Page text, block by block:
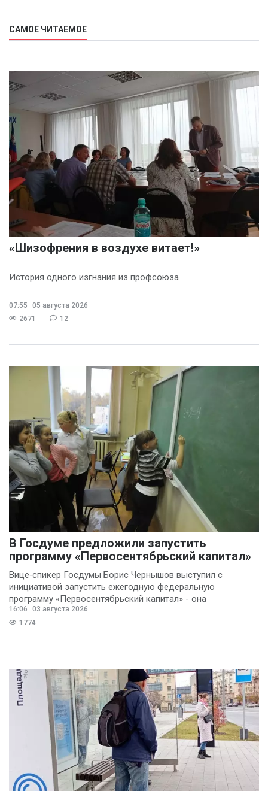
САМОЕ ЧИТАЕМОЕ
«Шизофрения в воздухе витает!»
История одного изгнания из профсоюза
07:55
05 августа 2026
2671
12
В Госдуме предложили запустить
программу «Первосентябрьский капитал»
Вице‑спикер Госдумы Борис Чернышов выступил с
инициативой запустить ежегодную федеральную
программу «Первосентябрьский капитал» - она
предполагает
16:06
03 августа 2026
1774